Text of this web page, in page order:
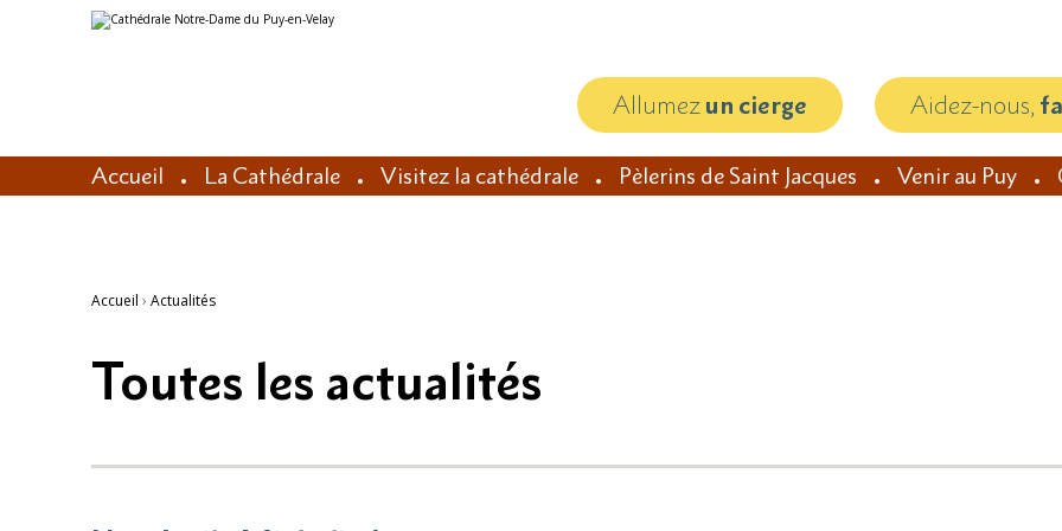
Aller
au
Outils
personnels
Allumezun cierge Aidez-nous,
Accueil La Cathédrale Visitez la cathédrale Pèlerins de Saint Jacques Venir au Puy
Accueil › Actualités
Toutes les actualités